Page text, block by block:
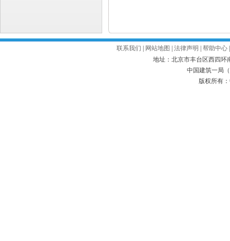
联系我们 网站地图 法律声明 帮助中心
地址：北京市丰台区西四环
中国建筑一局
版权所有